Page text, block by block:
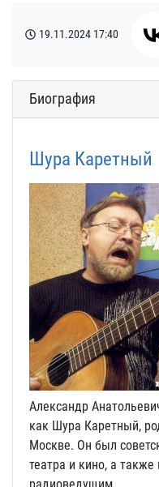
19.11.2024 17:40
Биография
Шура Каретный
Александр
как Шура Каретный,
Москве. Он был
театра и кино, а также